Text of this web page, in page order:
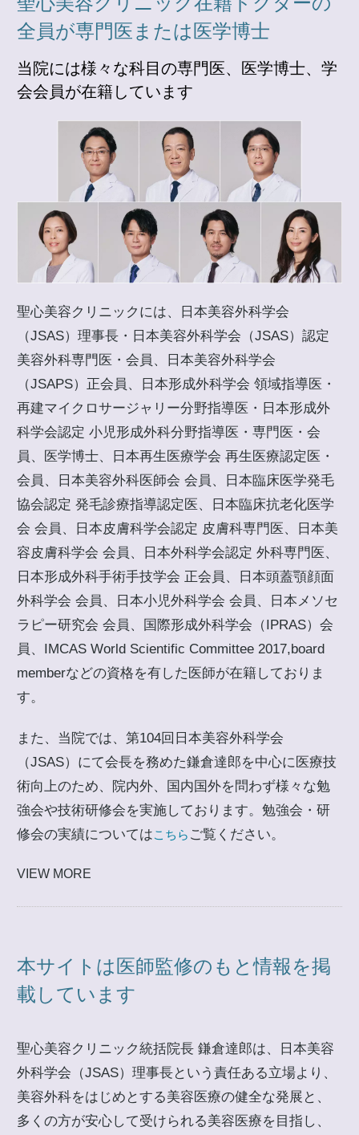
全員が専門医または医学博士
当院には様々な科目の専門医、医学博士、学
会会員が在籍しています
聖心美容クリニックには、日本美容外科学会
（JSAS）理事長・日本美容外科学会（JSAS）認定
美容外科専門医・会員、日本美容外科学会
（JSAPS）正会員、日本形成外科学会 領域指導医・
再建マイクロサージャリー分野指導医・日本形成外
科学会認定 小児形成外科分野指導医・専門医・会
員、医学博士、日本再生医療学会 再生医療認定医・
会員、日本美容外科医師会 会員、日本臨床医学発毛
協会認定 発毛診療指導認定医、日本臨床抗老化医学
会 会員、日本皮膚科学会認定 皮膚科専門医、日本美
容皮膚科学会 会員、日本外科学会認定 外科専門医、
日本形成外科手術手技学会 正会員、日本頭蓋顎顔面
外科学会 会員、日本小児外科学会 会員、日本メソセ
ラピー研究会 会員、国際形成外科学会（IPRAS）会
員、IMCAS World Scientific Committee 2017,board
memberなどの資格を有した医師が在籍しておりま
す。
また、当院では、第104回日本美容外科学会
（JSAS）にて会長を務めた鎌倉達郎を中心に医療技
術向上のため、院内外、国内国外を問わず様々な勉
強会や技術研修会を実施しております。勉強会・研
修会の実績についてはこちら ご覧ください。
VIEW MORE
本サイトは医師監修のもと情報を掲
載しています
聖心美容クリニック統括院長 鎌倉達郎は、日本美容
外科学会（JSAS）理事長という責任ある立場より、
美容外科をはじめとする美容医療の健全な発展と、
多くの方が安心して受けられる美容医療を目指し、